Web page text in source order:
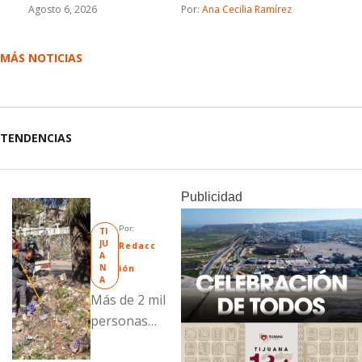
Agosto 6, 2026 Por: Ana Cecilia Ramírez
MÁS NOTICIAS
TENDENCIAS
TI
JU
A
N
A
Por:
Redacc
ión
Más de 2 mil
personas
Publicidad